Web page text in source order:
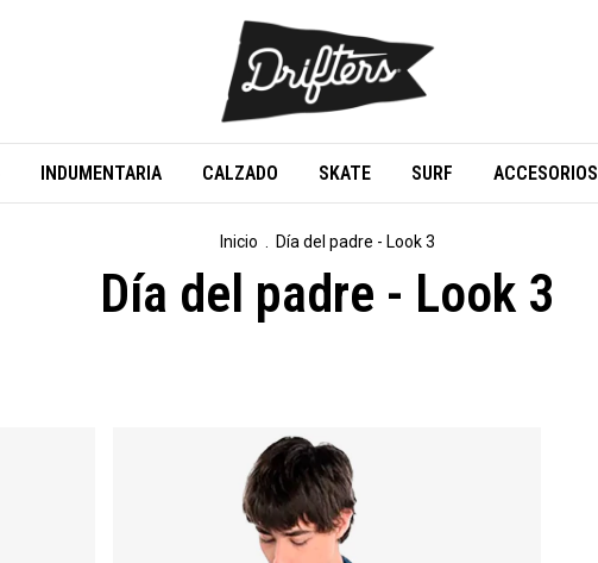
INDUMENTARIA CALZADO SKATE SURF ACCESORIOS
Inicio Día del padre - Look 3
Día del padre - Look 3